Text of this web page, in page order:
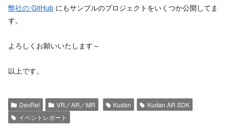
弊社の GitHub にもサンプルのプロジェクトをいくつか公開してま
す。
よろしくお願いいたします～
以上です。
DevRel VR／AR／MR Kudan
Kudan AR SDK
イベントレポート